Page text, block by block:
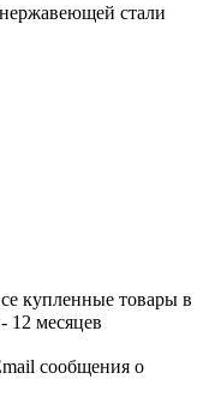
стали
купленные товары в
12 месяцев
сообщения о